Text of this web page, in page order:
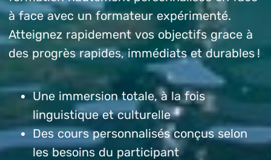
à face avec un formateur expérimenté.
Atteignez rapidement vos objectifs grace à
des progrès rapides, immédiats et durables !
Une immersion totale, à la fois
linguistique et culturelle
Des cours personnalisés conçus selon
les besoins du participant